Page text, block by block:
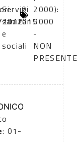
2015
Servizi
sanitari
e
sociali
0 2000):
0000
-
NON
PRESENTE
: 01-